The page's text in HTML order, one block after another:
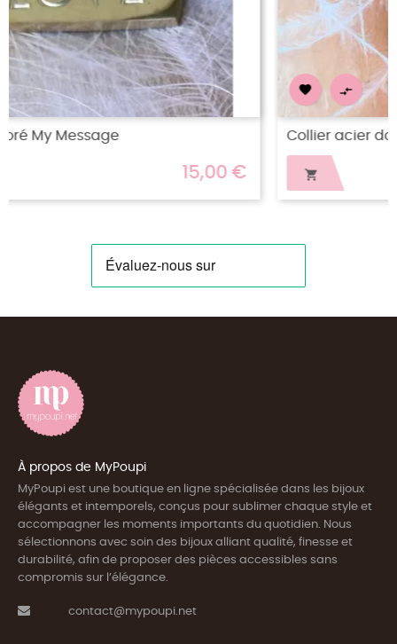
 
Collier acier doré Rêver...
15,00 €
À propos de MyPoupi
MyPoupi est une boutique en ligne spécialisée dans les bijoux
élégants et intemporels, conçus pour sublimer chaque style et
accompagner les moments importants du quotidien. Nous
sélectionnons avec soin des bijoux alliant qualité, finesse et
durabilité, afin de proposer des pièces accessibles sans
compromis sur l’élégance.
contact@mypoupi.net